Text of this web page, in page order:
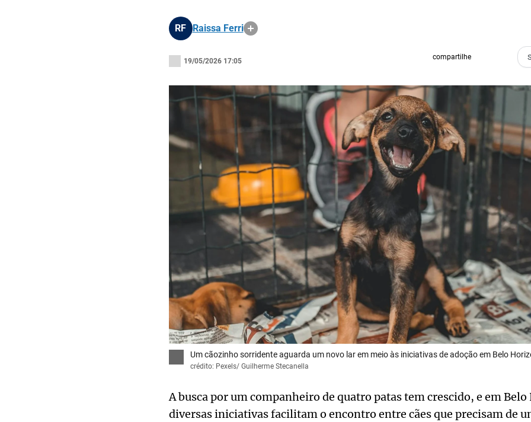
RF Raissa Ferri
19/05/2026 17:05 compartilhe
Um cãozinho sorridente aguarda um novo lar em meio às iniciativas de adoção em Belo
crédito: Pexels/ Guilherme Stecanella
A busca por um companheiro de quatro patas tem crescido, e em
diversas iniciativas facilitam o encontro entre cães que precisam de